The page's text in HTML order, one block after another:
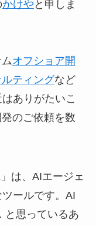
かけや と申しま
オフショア開
ティングなど
ありがたいこ
のご依頼を数
は、AIエージェ
ールです。AI
思っているあ